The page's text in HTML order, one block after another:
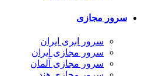
سرور مجازی
سرور ابری ایران
سرور مجازی ایران
سرور مجازی آلمان